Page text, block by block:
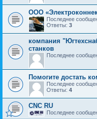
ООО
Последнее
Ответы: 3
компания
станков
Последнее
Помогите достать
Последнее
Ответы: 4
CNC RU
Последнее